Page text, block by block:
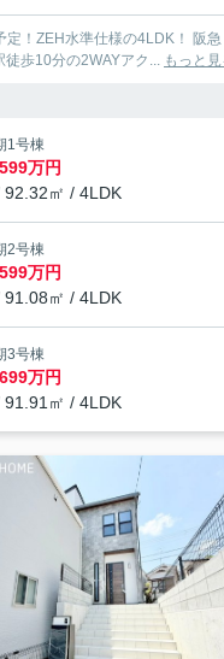
定！ZEH水準仕様の4LDK！ 阪
歩10分の2WAYアク... もっと見
1号棟
万円
92.32㎡ / 4LDK
2号棟
万円
91.08㎡ / 4LDK
3号棟
万円
91.91㎡ / 4LDK